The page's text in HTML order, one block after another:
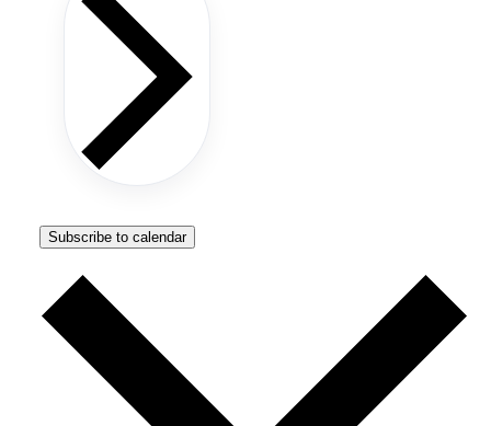
Subscribe to calendar